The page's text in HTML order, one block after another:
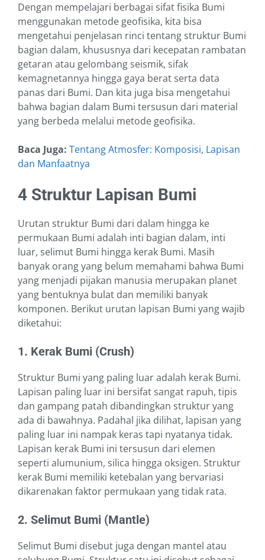
Dengan mempelajari berbagai sifat fisika Bumi
menggunakan metode geofisika, kita bisa
mengetahui penjelasan rinci tentang struktur Bumi
bagian dalam, khususnya dari kecepatan rambatan
getaran atau gelombang seismik, sifak
kemagnetannya hingga gaya berat serta data
panas dari Bumi. Dan kita juga bisa mengetahui
bahwa bagian dalam Bumi tersusun dari material
yang berbeda melalui metode geofisika.
Baca Juga: Tentang Atmosfer: Komposisi, Lapisan
dan Manfaatnya
4 Struktur Lapisan Bumi
Urutan struktur Bumi dari dalam hingga ke
permukaan Bumi adalah inti bagian dalam, inti
luar, selimut Bumi hingga kerak Bumi. Masih
banyak orang yang belum memahami bahwa Bumi
yang menjadi pijakan manusia merupakan planet
yang bentuknya bulat dan memiliki banyak
komponen. Berikut urutan lapisan Bumi yang wajib
diketahui:
1. Kerak Bumi (Crush)
Struktur Bumi yang paling luar adalah kerak Bumi.
Lapisan paling luar ini bersifat sangat rapuh, tipis
dan gampang patah dibandingkan struktur yang
ada di bawahnya. Padahal jika dilihat, lapisan yang
paling luar ini nampak keras tapi nyatanya tidak.
Lapisan kerak Bumi ini tersusun dari elemen
seperti alumunium, silica hingga oksigen. Struktur
kerak Bumi memiliki ketebalan yang bervariasi
dikarenakan faktor permukaan yang tidak rata.
2. Selimut Bumi (Mantle)
Selimut Bumi disebut juga dengan mantel atau